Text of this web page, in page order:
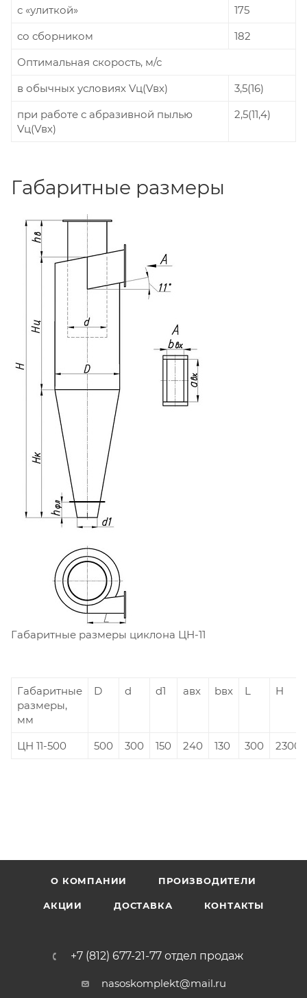
с «улиткой»
175
со сборником
182
Оптимальная скорость, м/с
в обычных условиях Vц(Vвх)
3,5(16)
при работе с абразивной пылью
Vц(Vвх)
2,5(11,4)
Габаритные размеры
Габаритные размеры циклона ЦН-11
Габаритные
размеры,
мм
D d d1 aвх bвх L H
ЦН 11-500 500 300 150 240 130 300 2300
О КОМПАНИИ ПРОИЗВОДИТЕЛИ
АКЦИИ ДОСТАВКА КОНТАКТЫ
+7 (812) 677-21-77 отдел продаж
nasoskomplekt@mail.ru